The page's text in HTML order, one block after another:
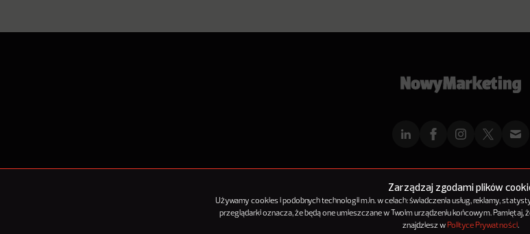
Zarządzaj zgodami plików
Używamy cookies i podobnych technologii m.in. w celach: świadczenia usług, reklamy,
przeglądarki oznacza, że będą one umieszczane w Twoim urządzeniu końcowym. Pamiętaj,
znajdziesz w Polityce Prywatności.
ReklamaKontaktPolityka
NowyMarketing jest marką